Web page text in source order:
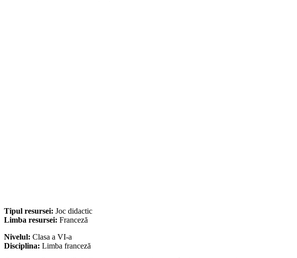
Tipul resursei: Joc didactic
Limba resursei: Franceză
Nivelul: Clasa a VI-a
Disciplina: Limba franceză